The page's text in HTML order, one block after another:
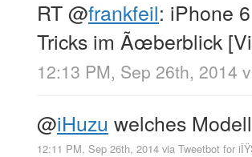
RT@frankfeil: iPhone
Tricks im Ãœberblick
12:13 PM, Sep 26th, 2014
@iHuzu welches
12:11 PM, Sep 26th, 2014 via Tweetbot for